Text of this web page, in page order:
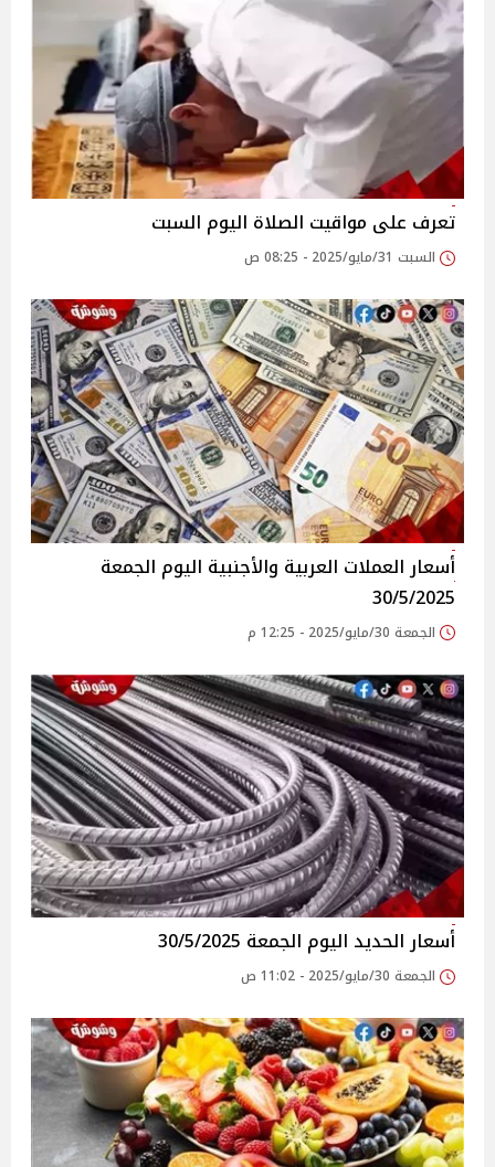
تعرف على مواقيت الصلاة اليوم السبت
السبت 31/مايو/2025 - 08:25 ص
أسعار العملات العربية والأجنبية اليوم الجمعة
30/5/2025
الجمعة 30/مايو/2025 - 12:25 م
أسعار الحديد اليوم الجمعة 30/5/2025
الجمعة 30/مايو/2025 - 11:02 ص